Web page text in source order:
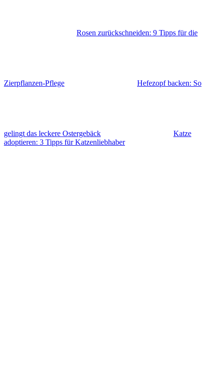
Rosen zurückschneiden: 9 Tipps für die
Zierpflanzen-Pflege Hefezopf backen: So
gelingt das leckere Ostergebäck
Katze
adoptieren: 3 Tipps für Katzenliebhaber